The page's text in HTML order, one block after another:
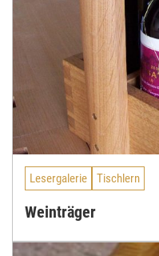
Lesergalerie Tischlern
Weinträger